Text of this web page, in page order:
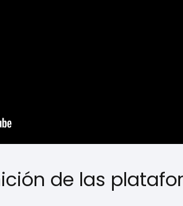
de las